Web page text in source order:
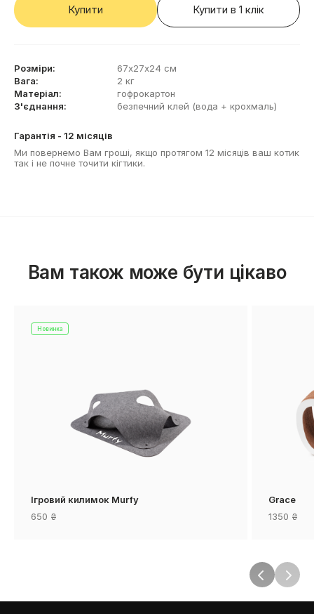
Купити Купити в 1 клiк
Розміри:
67х27х24 см
Вага:
2 кг
Матеріал:
гофрокартон
З'єднання:
безпечний клей (вода + крохмаль)
Гарантія - 12 місяців
Ми повернемо Вам гроші, якщо протягом 12 місяців ваш котик
так і не почне точити кігтики.
Вам також може бути цiкаво
Новинка
Ігровий килимок Murfy
650 ₴
Grace
1350 ₴